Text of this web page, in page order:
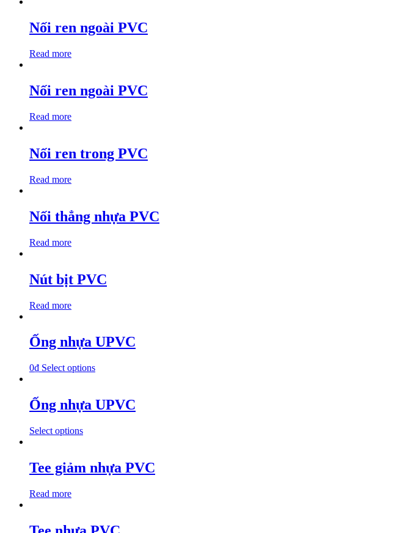
Nối ren ngoài PVC
Read more
Nối ren ngoài PVC
Read more
Nối ren trong PVC
Read more
Nối thẳng nhựa PVC
Read more
Nút bịt PVC
Read more
Ống nhựa UPVC
0₫ Select options
Ống nhựa UPVC
Select options
Tee giảm nhựa PVC
Read more